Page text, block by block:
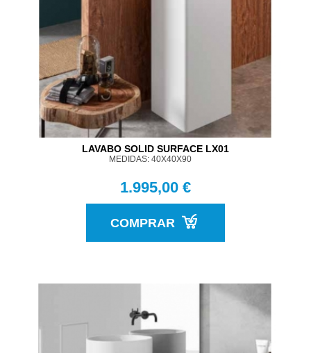
LAVABO SOLID SURFACE LX01
MEDIDAS: 40X40X90
1.995,00 €
COMPRAR